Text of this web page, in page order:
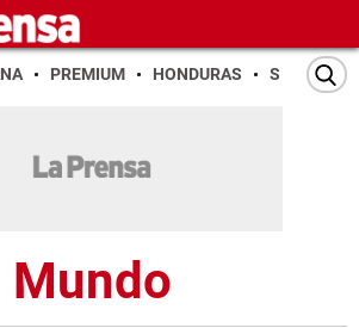
PREMIUM HONDURAS SAN PEDRO
Mundo